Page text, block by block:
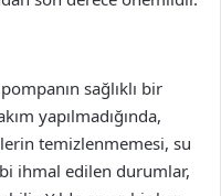
sağlıklı bir
yapılmadığında,
temizlenmemesi, su
ihmal edilen durumlar,